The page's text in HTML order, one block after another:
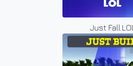
Just Fall.LOL